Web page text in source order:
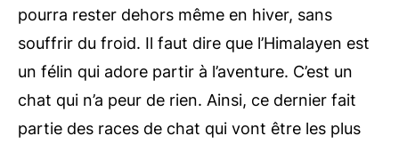
pourra rester dehors même en hiver, sans
souffrir du froid. Il faut dire que l’Himalayen est
un félin qui adore partir à l’aventure. C’est un
chat qui n’a peur de rien. Ainsi, ce dernier fait
partie des races de chat qui vont être les plus